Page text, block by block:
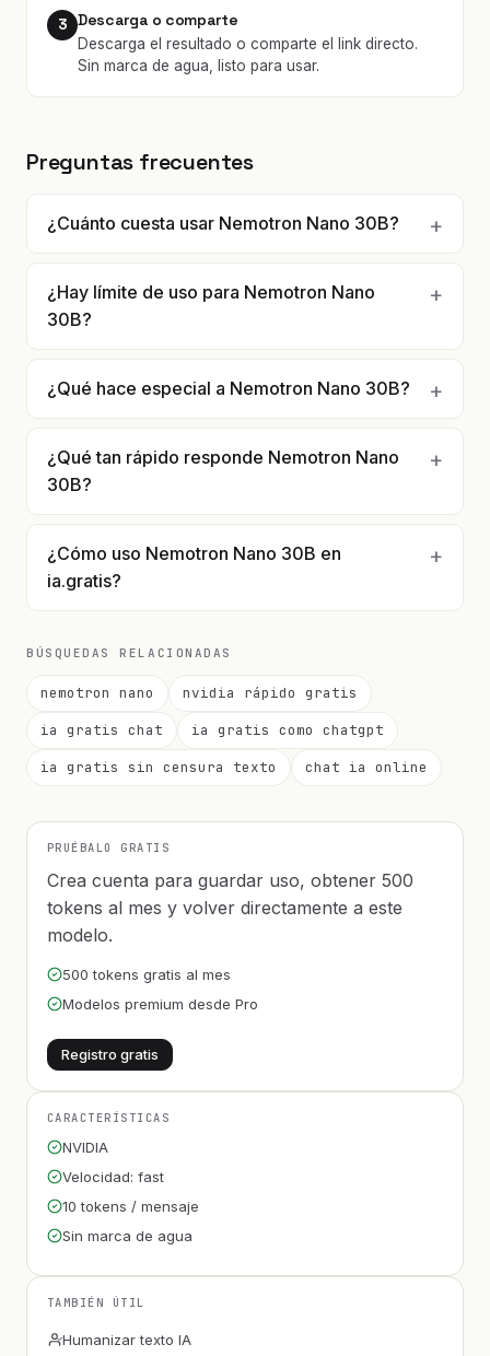
3 Descarga o comparte
Descarga el resultado o comparte el link directo.
Sin marca de agua, listo para usar.
Preguntas frecuentes
¿Cuánto cuesta usar Nemotron Nano 30B?
¿Hay límite de uso para Nemotron Nano
30B?
¿Qué hace especial a Nemotron Nano 30B?
¿Qué tan rápido responde Nemotron Nano
30B?
¿Cómo uso Nemotron Nano 30B en
ia.gratis?
BÚSQUEDAS RELACIONADAS
nemotron nano
nvidia rápido gratis
ia gratis chat
ia gratis como chatgpt
ia gratis sin censura texto
chat ia online
PRUÉBALO GRATIS
Crea cuenta para guardar uso, obtener 500
tokens al mes y volver directamente a este
modelo.
500 tokens gratis al mes
Modelos premium desde Pro
Registro gratis
CARACTERÍSTICAS
NVIDIA
Velocidad: fast
10 tokens / mensaje
Sin marca de agua
TAMBIÉN ÚTIL
Humanizar texto IA